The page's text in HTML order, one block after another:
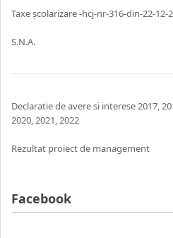
Taxe școlarizare -hcj-nr-316-din-22-12-
S.N.A.
Declaratie de avere si interese2017,
2020,2021,2022
Rezultat proiect de management
Facebook